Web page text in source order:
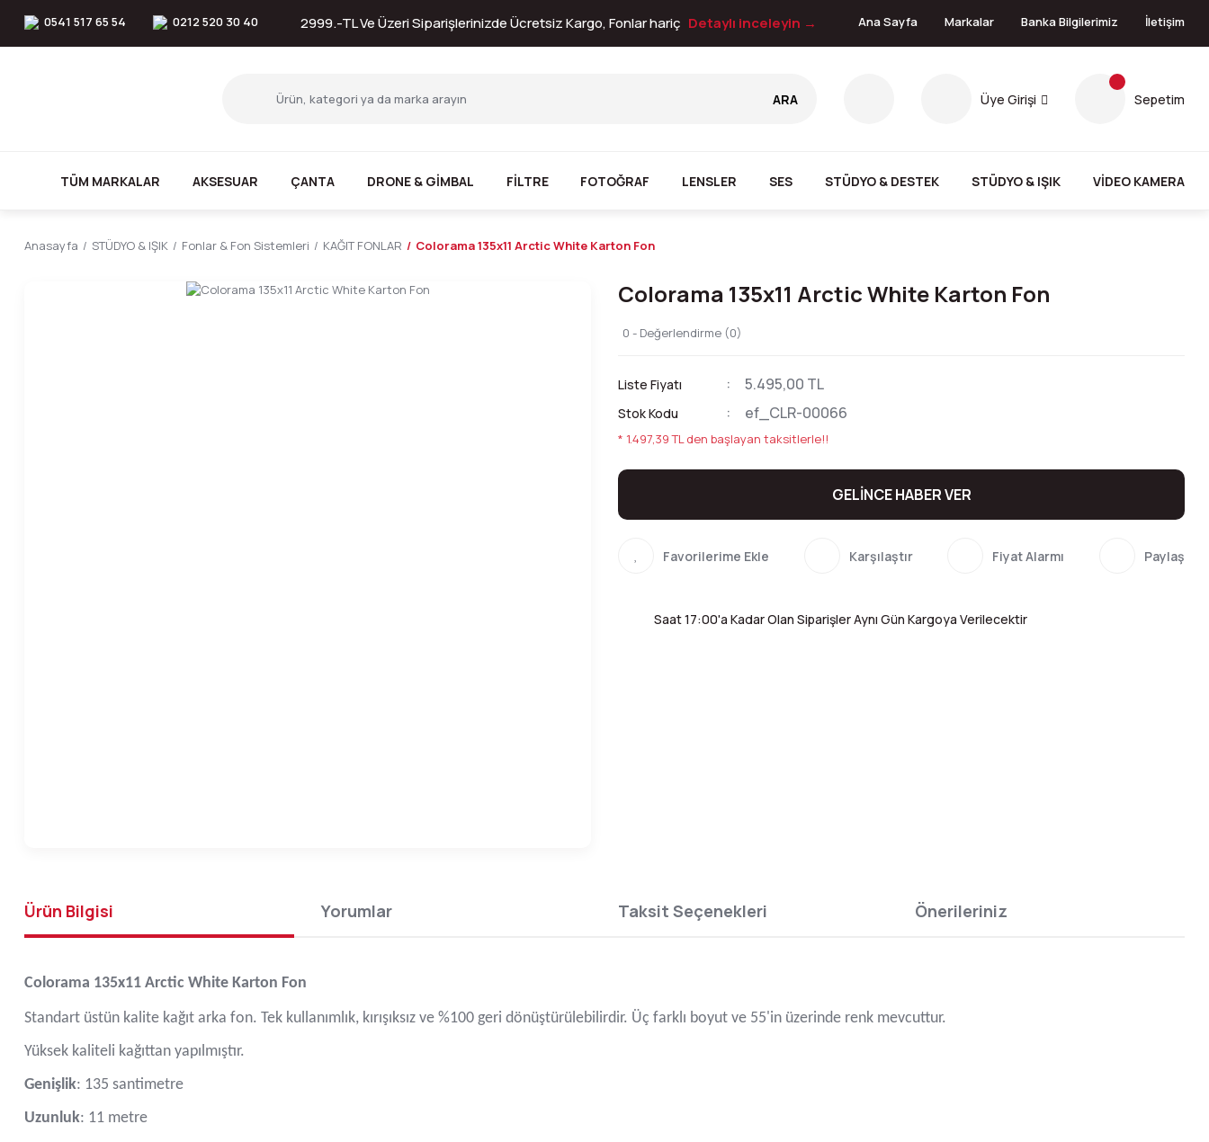
0541 517 65 54 0212 520 30 40 2999.-TL Ve Üzeri Siparişlerinizde Ücretsiz Kargo, Fonlar hariç Detaylı inceleyin → Ana Sayfa Markalar Banka Bilgilerimiz İletişim
ARA Üye Girişi Sepetim
TÜM MARKALAR AKSESUAR ÇANTA DRONE & GİMBAL FİLTRE FOTOĞRAF LENSLER SES STÜDYO & DESTEK STÜDYO & IŞIK VİDEO KAMERA
Anasayfa STÜDYO & IŞIK Fonlar & Fon Sistemleri KAĞIT FONLAR Colorama 135x11 Arctic White Karton Fon
Colorama 135x11 Arctic White Karton Fon
0 - Değerlendirme (0)
Liste Fiyatı 5.495,00 TL
Stok Kodu ef_CLR-00066
* 1.497,39 TL den başlayan taksitlerle!!
GELİNCE HABER VER
Karşılaştır Fiyat Alarmı Paylaş
Saat 17:00'a Kadar Olan Siparişler Aynı Gün Kargoya Verilecektir
Ürün Bilgisi Yorumlar Taksit Seçenekleri Önerileriniz
Colorama 135x11 Arctic White Karton Fon
Standart üstün kalite kağıt arka fon. Tek kullanımlık, kırışıksız ve %100 geri dönüştürülebilirdir. Üç farklı boyut ve 55'in üzerinde renk mevcuttur.
Yüksek kaliteli kağıttan yapılmıştır.
Genişlik: 135 santimetre
Uzunluk: 11 metre